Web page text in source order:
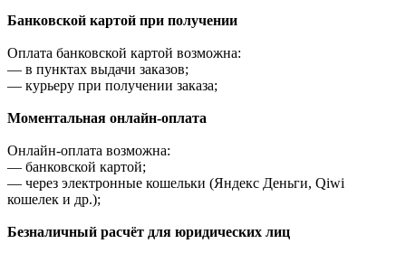
Банковской картой при получении
Оплата банковской картой возможна:
— в пунктах выдачи заказов;
— курьеру при получении заказа;
Моментальная онлайн-оплата
Онлайн-оплата возможна:
— банковской картой;
— через электронные кошельки (Яндекс Деньги, Qiwi
кошелек и др.);
Безналичный расчёт для юридических лиц